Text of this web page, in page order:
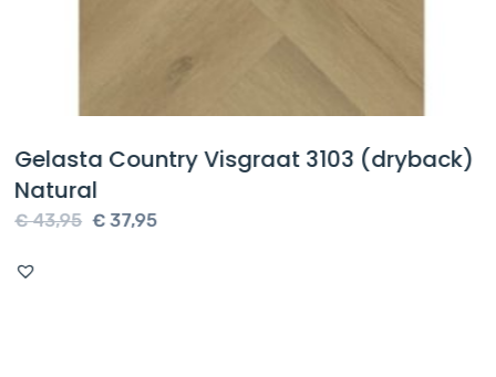
Gelasta Country Visgraat 3103 (dryback)
Natural
€43,95
Oorspronkelijke
€37,95Huidige